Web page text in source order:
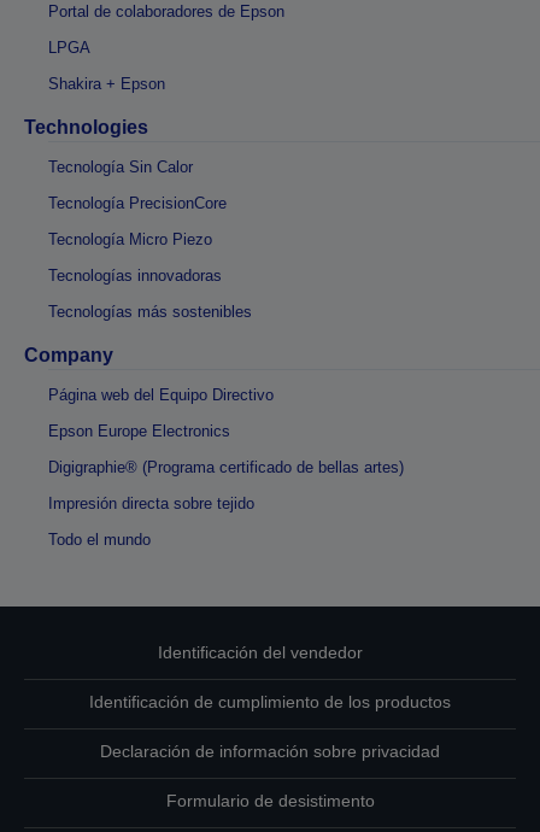
Portal de colaboradores de Epson
LPGA
Shakira + Epson
Technologies
Tecnología Sin Calor
Tecnología PrecisionCore
Tecnología Micro Piezo
Tecnologías innovadoras
Tecnologías más sostenibles
Company
Página web del Equipo Directivo
Epson Europe Electronics
Digigraphie® (Programa certificado de bellas artes)
Impresión directa sobre tejido
Todo el mundo
Identificación del vendedor
Identificación de cumplimiento de los productos
Declaración de información sobre privacidad
Formulario de desistimento